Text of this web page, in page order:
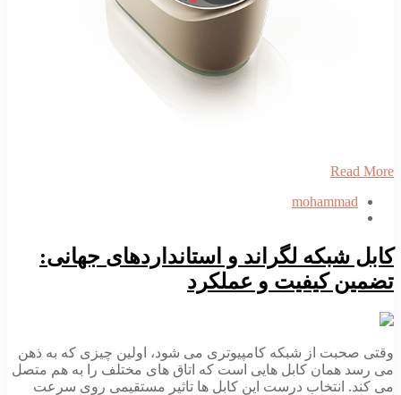
Read More
mohammad
کابل شبکه لگراند و استانداردهای جهانی:
تضمین کیفیت و عملکرد
وقتی صحبت از شبکه کامپیوتری می شود، اولین چیزی که به ذهن
می رسد همان کابل هایی است که اتاق های مختلف را به هم متصل
می کند. انتخاب درست این کابل ها تاثیر مستقیمی روی سرعت